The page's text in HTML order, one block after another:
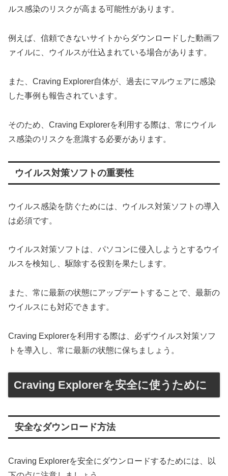
ルス感染のリスクが高まる可能性があります。
例えば、信頼できないサイトからダウンロードした動画フ
ァイルに、ウイルスが仕込まれている場合があります。
また、Craving Explorer自体が、過去にマルウェアに感染
した事例も報告されています。
そのため、Craving Explorerを利用する際は、常にウイル
ス感染のリスクを意識する必要があります。
ウイルス対策ソフトの重要性
ウイルス感染を防ぐためには、ウイルス対策ソフトの導入
は必須です。
ウイルス対策ソフトは、パソコンに侵入しようとするウイ
ルスを検知し、駆除する役割を果たします。
また、常に最新の状態にアップデートすることで、最新の
ウイルスにも対応できます。
Craving Explorerを利用する際は、必ずウイルス対策ソフ
トを導入し、常に最新の状態に保ちましょう。
Craving Explorerを安全に使うために
安全なダウンロード方法
Craving Explorerを安全にダウンロードするためには、以